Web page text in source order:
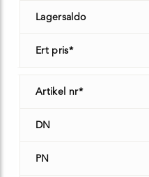
Lagersaldo
Ert pris*
Artikel nr*
DN
PN